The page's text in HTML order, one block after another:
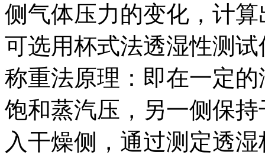
侧气体压力的变化，计
可选用杯式法透湿性测试
称重法原理：即在一定
饱和蒸汽压，另一侧保
入干燥侧，通过测定透